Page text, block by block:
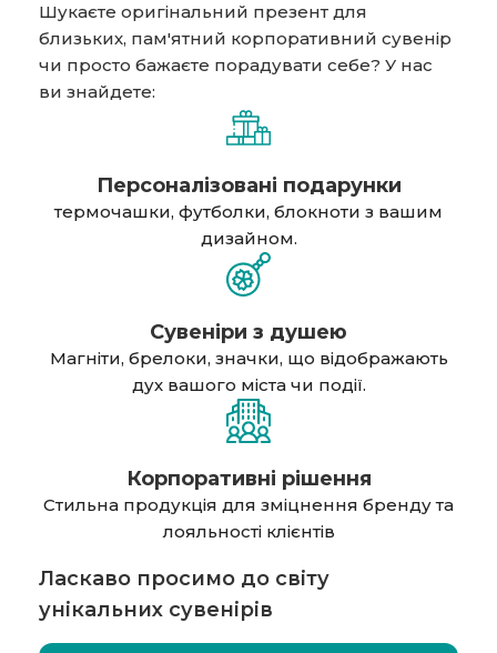
​Шукаєте оригінальний презент для
близьких, пам'ятний корпоративний сувенір
чи просто бажаєте порадувати себе? У нас
ви знайдете:
Персоналізовані подарунки
термочашки, футболки, блокноти з вашим
дизайном.
Сувеніри з душею
Магніти, брелоки, значки, що відображають
дух вашого міста чи події.
Корпоративні рішення
Стильна продукція для зміцнення бренду та
лояльності клієнтів
​Ласкаво просимо до світу
унікальних сувенірів